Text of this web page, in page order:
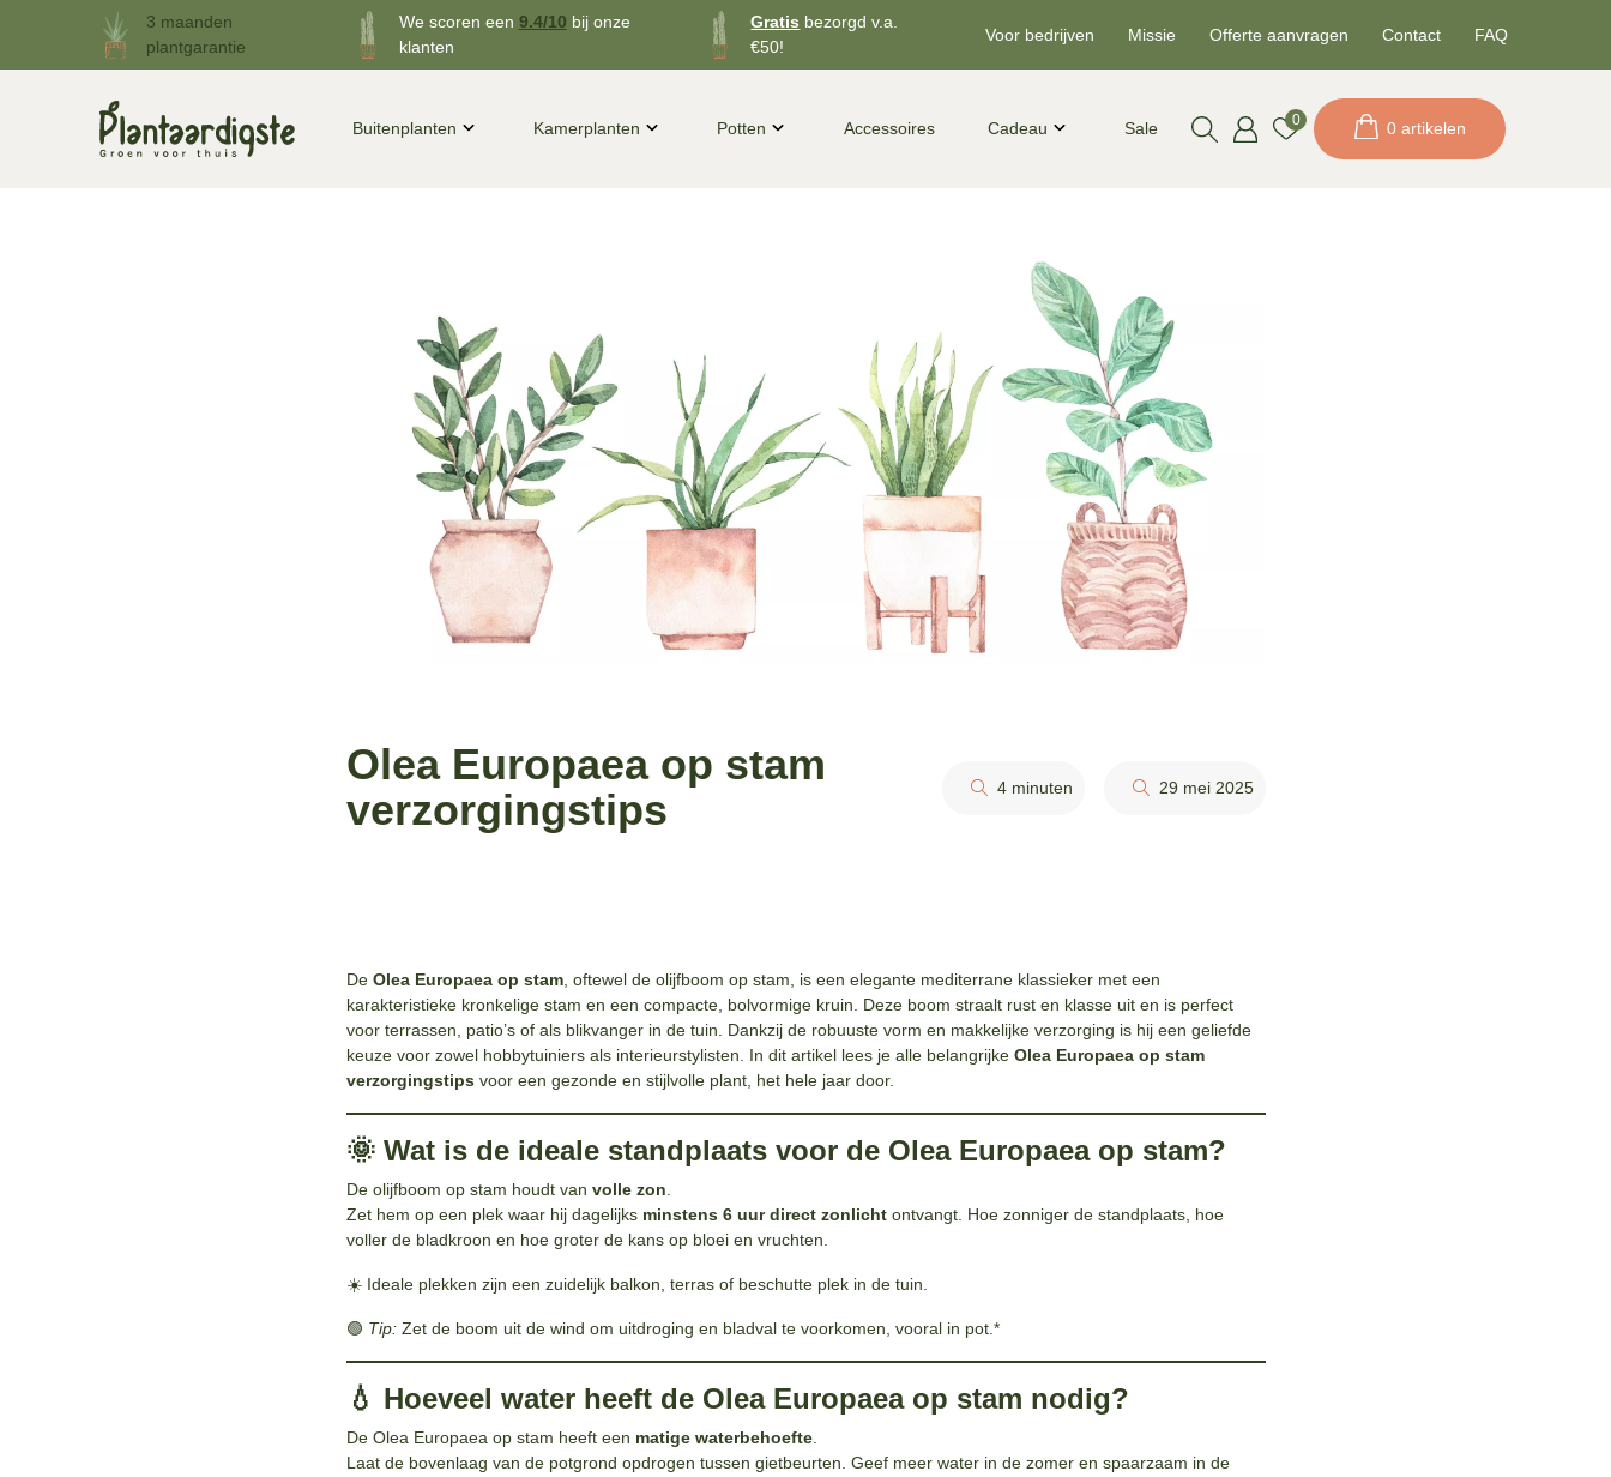
3 maanden
plantgarantie
We scoren een 9.4/10 bij onze
klanten
Gratis bezorgd v.a.
€50!
Voor bedrijven Missie Offerte aanvragen Contact FAQ
Buitenplanten Kamerplanten Potten Accessoires Cadeau Sale 0 0 artikelen
Olea Europaea op stam
verzorgingstips
4 minuten 29 mei 2025
De Olea Europaea op stam, oftewel de olijfboom op stam, is een elegante mediterrane klassieker met een
karakteristieke kronkelige stam en een compacte, bolvormige kruin. Deze boom straalt rust en klasse uit en is perfect
voor terrassen, patio’s of als blikvanger in de tuin. Dankzij de robuuste vorm en makkelijke verzorging is hij een geliefde
keuze voor zowel hobbytuiniers als interieurstylisten. In dit artikel lees je alle belangrijke Olea Europaea op stam
verzorgingstipsvoor een gezonde en stijlvolle plant, het hele jaar door.
🌞 Wat is de ideale standplaats voor de Olea Europaea op stam?
De olijfboom op stam houdt van volle zon
Zet hem op een plek waar hij dagelijks minstens 6 uur direct zonlichtontvangt. Hoe zonniger de standplaats, hoe
voller de bladkroon en hoe groter de kans op bloei en vruchten.
☀️ Ideale plekken zijn een zuidelijk balkon, terras of beschutte plek in de tuin.
🟢 Tip:Zet de boom uit de wind om uitdroging en bladval te voorkomen, vooral in pot.*
💧 Hoeveel water heeft de Olea Europaea op stam nodig?
De Olea Europaea op stam heeft een matige waterbehoefte.
Laat de bovenlaag van de potgrond opdrogen tussen gietbeurten. Geef meer water in de zomer en spaarzaam in de